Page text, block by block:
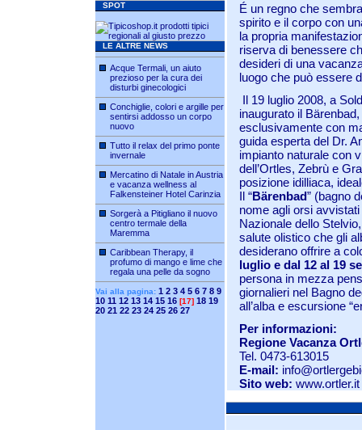
SPOT
LE ALTRE NEWS
Acque Termali, un aiuto
prezioso per la cura dei
disturbi ginecologici
Conchiglie, colori e argille per
sentirsi addosso un corpo
nuovo
Tutto il relax del primo ponte
invernale
Mercatino di Natale in Austria
e vacanza wellness al
Falkensteiner Hotel Carinzia
Sorgerà a Pitigliano il nuovo
centro termale della
Maremma
Caribbean Therapy, il
profumo di mango e lime che
regala una pelle da sogno
Vai alla pagina: 1 2 3 4 5 6 7 8 9
10 11 12 13 14 15 16 [17] 18 19
20 21 22 23 24 25 26 27
É un regno che
spirito e il corpo con
la propria
riserva di benessere
desideri di una
luogo che può essere
Il 19 luglio 2008, a
inaugurato il
esclusivamente con
guida esperta del Dr.
impianto naturale con
dell’Ortles, Zebrù e
posizione idilliaca,
Il “Bärenbad” (bagno
nome agli orsi
Nazionale dello
salute olistico che gli
desiderano offrire a
luglio e dal 12 al 19
persona in mezza
giornalieri nel Bagno
all’alba e escursione
Per informazioni:
Regione Vacanza
Tel. 0473-613015
E-mail:
Sito web: www.ortler.it